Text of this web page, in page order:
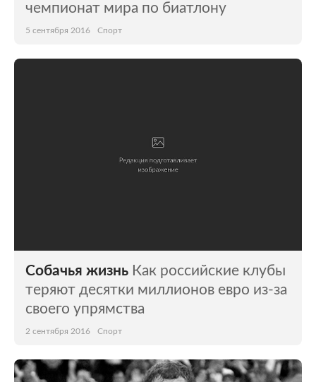
чемпионат мира по биатлону
5 сентября 2016 Спорт
Собачья жизнь Как российские клубы
теряют десятки миллионов евро из-за
своего упрямства
2 сентября 2016 Спорт